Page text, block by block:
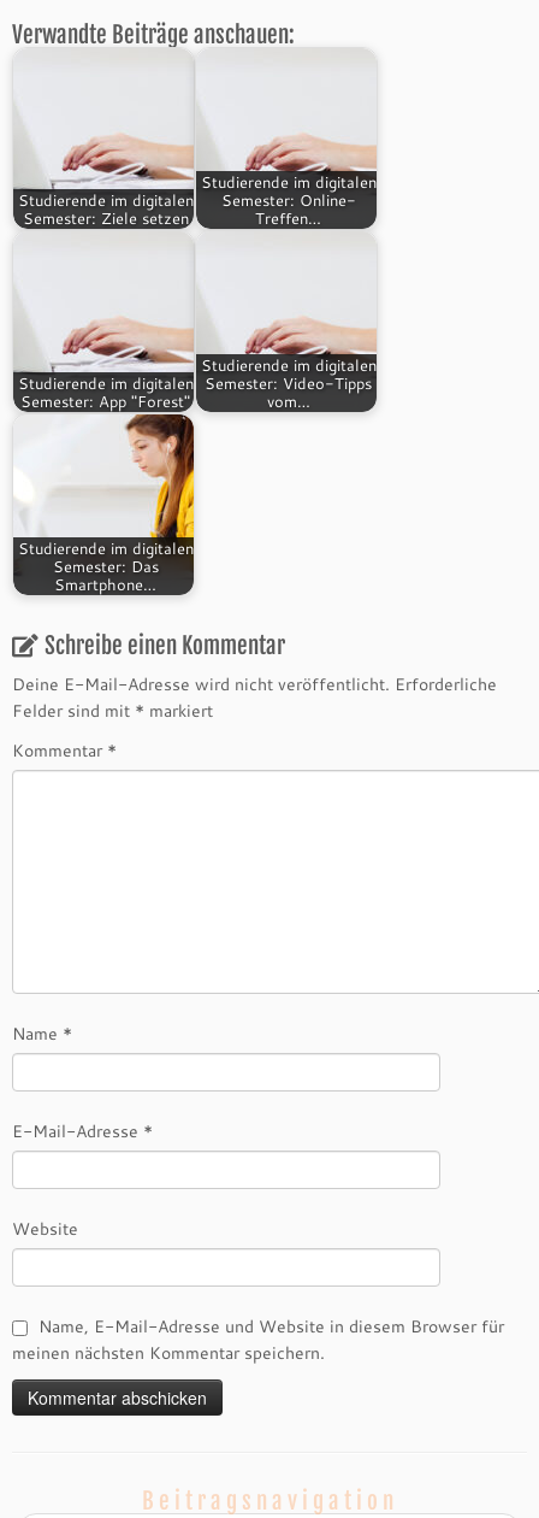
Verwandte Beiträge anschauen:
Studierende im digitalen
Semester: Ziele setzen
Studierende im digitalen
Semester: Online-
Treffen…
Studierende im digitalen
Semester: App "Forest"
Studierende im digitalen
Semester: Video-Tipps
vom…
Studierende im digitalen
Semester: Das
Smartphone…
Schreibe einen Kommentar
Deine E-Mail-Adresse wird nicht veröffentlicht. Erforderliche
Felder sind mit * markiert
Kommentar *
Name *
E-Mail-Adresse *
Website
Name, E-Mail-Adresse und Website in diesem Browser für
meinen nächsten Kommentar speichern.
Beitragsnavigation